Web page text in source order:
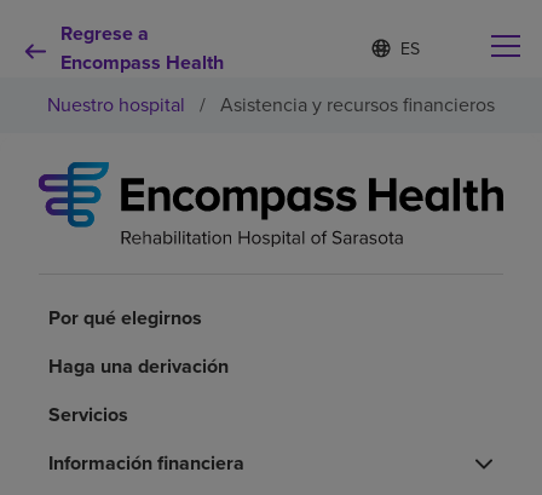
Regrese a
Encompass Health
Lista
de
idiomas
contraída
d
o
s
e
e
Por qué debe elegirnos
Recursos de salud
Nuestro hospital / Asistencia y recursos financieros
Por qué elegirnos
Haga una derivación
Servicios
Información financiera